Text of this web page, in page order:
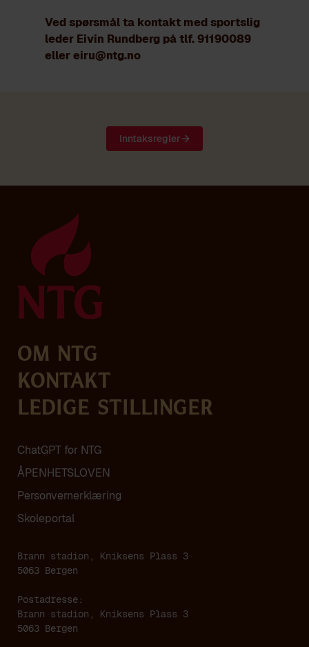
Ved spørsmål ta kontakt med sportslig
leder Eivin Rundberg på tlf. 91190089
eller eiru@ntg.no
Inntaksregler
Om NTG
Kontakt
Ledige stillinger
ChatGPT for NTG
ÅPENHETSLOVEN
Personvern­erklæring
Skoleportal
Brann stadion, Kniksens Plass 3
5063 Bergen
Postadresse:
Brann stadion, Kniksens Plass 3
5063 Bergen